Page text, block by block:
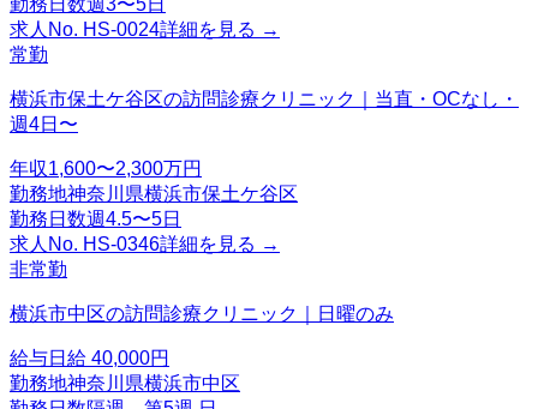
勤務日数週3〜5日
求人No. HS-0024詳細を見る →
常勤
横浜市保土ケ谷区の訪問診療クリニック｜当直・OCなし・
週4日〜
年収1,600〜2,300万円
勤務地神奈川県横浜市保土ケ谷区
勤務日数週4.5〜5日
求人No. HS-0346詳細を見る →
非常勤
横浜市中区の訪問診療クリニック｜日曜のみ
給与日給 40,000円
勤務地神奈川県横浜市中区